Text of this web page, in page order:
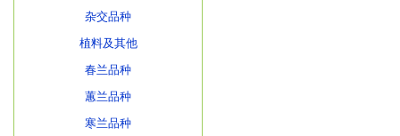
杂交品种
植料及其他
春兰品种
蕙兰品种
寒兰品种